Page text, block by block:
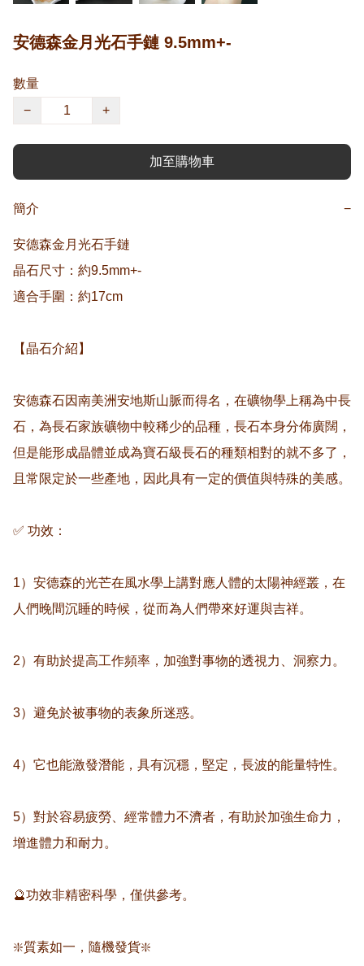
安德森金月光石手鏈 9.5mm+-
數量
−
+
加至購物車
簡介 −
安德森金月光石手鏈
晶石尺寸：約9.5mm+-
適合手圍：約17cm
【晶石介紹】
安德森石因南美洲安地斯山脈而得名，在礦物學上稱為中長
石，為長石家族礦物中較稀少的品種，長石本身分佈廣闊，
但是能形成晶體並成為寶石級長石的種類相對的就不多了，
且常限定於一些產地，因此具有一定的價值與特殊的美感。
✅ 功效：
1）安德森的光芒在風水學上講對應人體的太陽神經叢，在
人們晚間沉睡的時候，從而為人們帶來好運與吉祥。
2）有助於提高工作頻率，加強對事物的透視力、洞察力。
3）避免於被事物的表象所迷惑。
4）它也能激發潛能，具有沉穩，堅定，長波的能量特性。
5）對於容易疲勞、經常體力不濟者，有助於加強生命力，
增進體力和耐力。
🔮功效非精密科學，僅供參考。
❇️質素如一，隨機發貨❇️